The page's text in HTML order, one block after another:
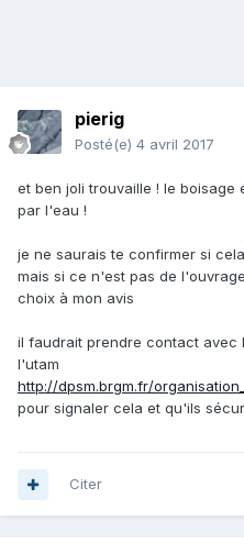
pierig
Posté(e) 4 avril 2017
et ben joli trouvaille ! le
par l'eau !
je ne saurais te confirmer si
mais si ce n'est pas de
choix à mon avis
il faudrait prendre contact avec
l'utam
http://dpsm.brgm.fr/
pour signaler cela et qu'ils
Citer